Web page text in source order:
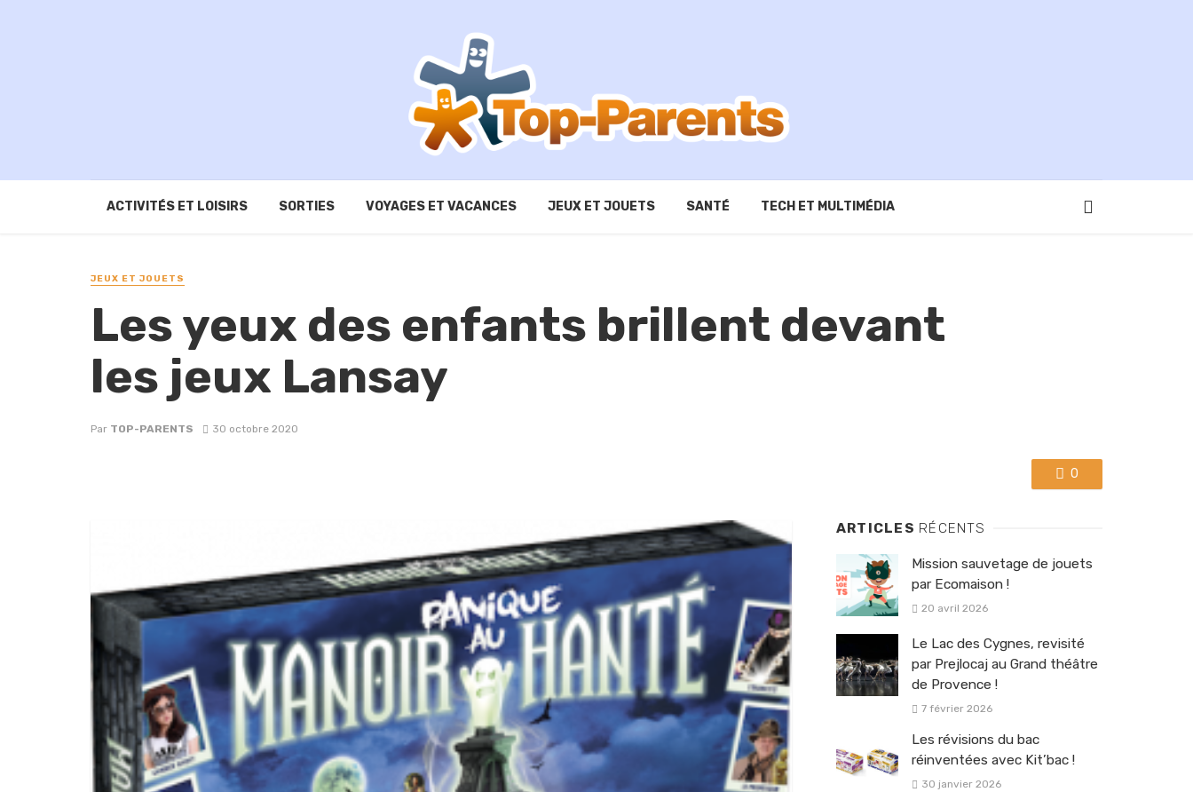
ACTIVITÉS ET LOISIRS SORTIES VOYAGES ET VACANCES JEUX ET JOUETS SANTÉ TECH ET MULTIMÉDIA
JEUX ET JOUETS
Les yeux des enfants brillent devant
les jeux Lansay
Par TOP-PARENTS 30 octobre 2020
0
ARTICLES RÉCENTS
Mission sauvetage de jouets
par Ecomaison !
20 avril 2026
Le Lac des Cygnes, revisité
par Prejlocaj au Grand théâtre
de Provence !
7 février 2026
Les révisions du bac
réinventées avec Kit’bac !
30 janvier 2026